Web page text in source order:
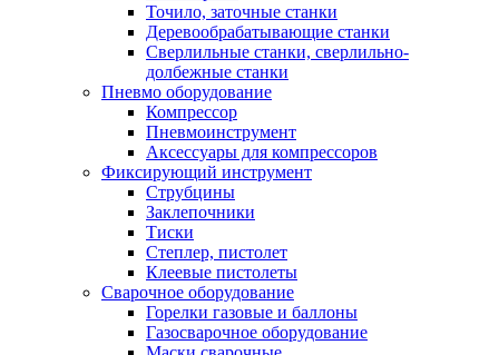
Точило, заточные станки
Деревообрабатывающие станки
Сверлильные станки, сверлильно-
долбежные станки
Пневмо оборудование
Компрессор
Пневмоинструмент
Аксессуары для компрессоров
Фиксирующий инструмент
Струбцины
Заклепочники
Тиски
Степлер, пистолет
Клеевые пистолеты
Сварочное оборудование
Горелки газовые и баллоны
Газосварочное оборудование